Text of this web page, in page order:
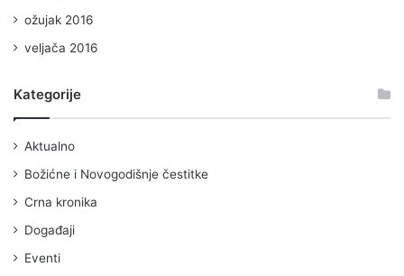
ožujak 2016
veljača 2016
Kategorije
Aktualno
Božićne i Novogodišnje čestitke
Crna kronika
Događaji
Eventi